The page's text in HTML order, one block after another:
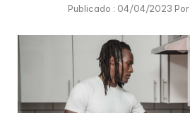
Publicado : 04/04/2023 Por